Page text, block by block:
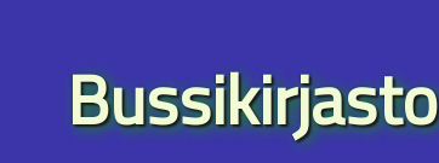
Bussikirjasto